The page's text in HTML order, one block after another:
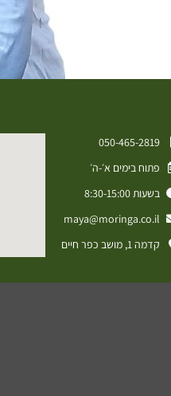
050-465-2819⁩
פתוח בימים א׳-ה׳
בשעות 8:30-15:00
maya@moringa.co.il
קדמה 1, מושב כפר חיים